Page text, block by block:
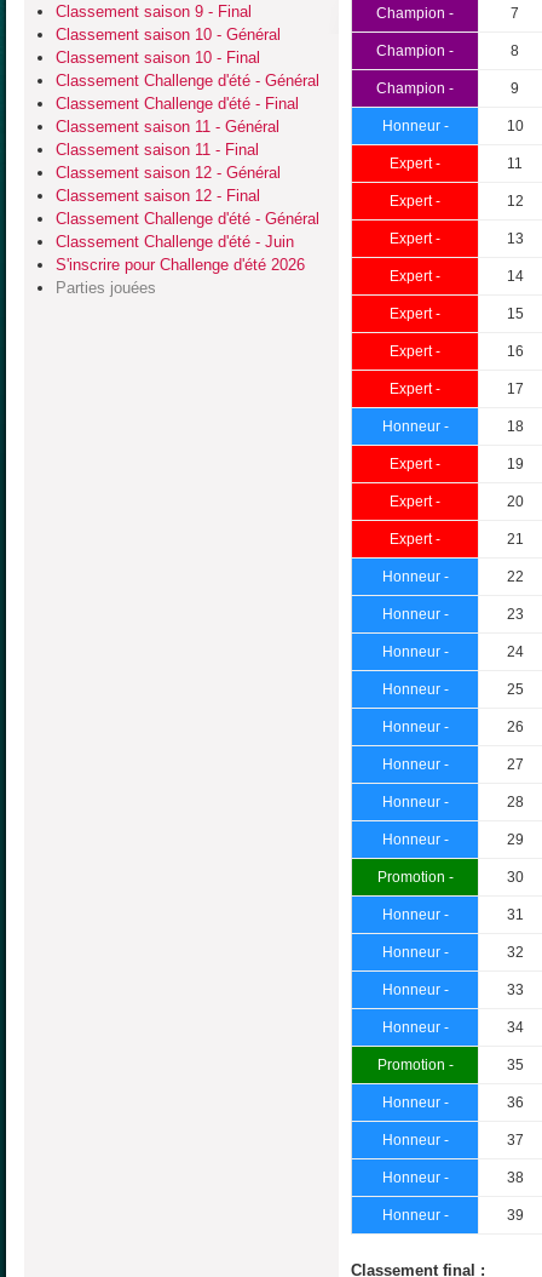
Classement saison 9 - Final
Classement saison 10 - Général
Classement saison 10 - Final
Classement Challenge d'été - Général
Classement Challenge d'été - Final
Classement saison 11 - Général
Classement saison 11 - Final
Classement saison 12 - Général
Classement saison 12 - Final
Classement Challenge d'été - Général
Classement Challenge d'été - Juin
S'inscrire pour Challenge d'été 2026
Parties jouées
Champion - 7
Champion - 8
Champion - 9
Honneur - 10
Expert - 11
Expert - 12
Expert - 13
Expert - 14
Expert - 15
Expert - 16
Expert - 17
Honneur - 18
Expert - 19
Expert - 20
Expert - 21
Honneur - 22
Honneur - 23
Honneur - 24
Honneur - 25
Honneur - 26
Honneur - 27
Honneur - 28
Honneur - 29
Promotion - 30
Honneur - 31
Honneur - 32
Honneur - 33
Honneur - 34
Promotion - 35
Honneur - 36
Honneur - 37
Honneur - 38
Honneur - 39
Classement final :